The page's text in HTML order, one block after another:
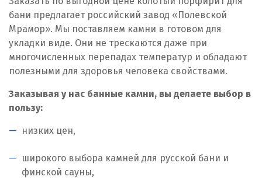
бани предлагает российский завод «Полевской
Мрамор». Мы поставляем камни в готовом для
укладки виде. Они не трескаются даже при
многочисленных перепадах температур и обладают
полезными для здоровья человека свойствами.
Заказывая у нас банные камни, вы делаете выбор в
пользу:
низких цен,
широкого выбора камней для русской бани и
финской сауны,